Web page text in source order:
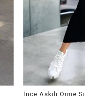
İnce Askılı Örme